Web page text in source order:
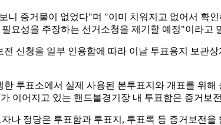
니 증거물이 없었다"며 "이미 치워지고 없어서 확
요성을 주장하는 선거소청을 제기할 예정"이라고
신청을 일부 인용함에 따라 이날 투표용지 보관
투표소에서 실제 사용된 본투표지와 개표를 위
이어지고 있는 핸드볼경기장 내 투표함은 증거보
나 정당은 투표함과 투표지, 투표록 등 증거보전